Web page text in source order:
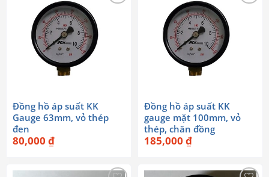
Đồng hồ áp suất KK
Gauge 63mm, vỏ thép
đen
80,000 ₫
Đồng hồ áp suất KK
gauge mặt 100mm, vỏ
thép, chân đồng
185,000 ₫